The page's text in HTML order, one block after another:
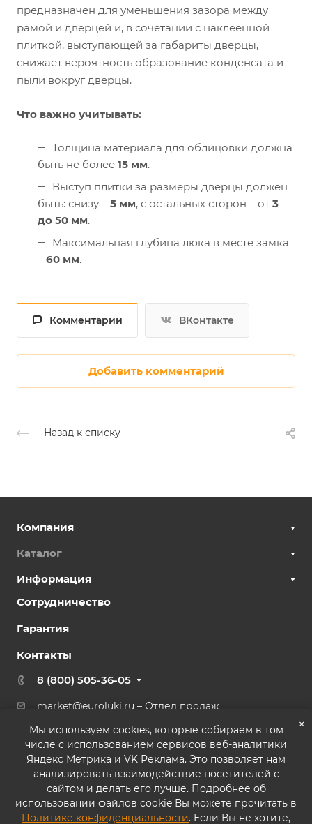
предназначен для уменьшения зазора между
рамой и дверцей и, в сочетании с наклеенной
плиткой, выступающей за габариты дверцы,
снижает вероятность образование конденсата и
пыли вокруг дверцы.
Что важно учитывать:
Толщина материала для облицовки должна
быть не более 15 мм.
Выступ плитки за размеры дверцы должен
быть: снизу – 5 мм, с остальных сторон – от 3
до 50 мм.
Максимальная глубина люка в месте замка
– 60 мм.
Комментарии ВКонтакте
Добавить комментарий
Назад к списку
Компания
Каталог
Информация
Сотрудничество
Гарантия
Контакты
8 (800) 505-36-05
market@euroluki.ru – Отдел продаж
г. Москва, ул. Генерала Белова, 43 к2, офис 27
×
Мы используем cookies, которые собираем в том
числе с использованием сервисов веб-аналитики
Яндекс Метрика и VK Реклама. Это позволяет нам
анализировать взаимодействие посетителей с
сайтом и делать его лучше. Подробнее об
использовании файлов cookie Вы можете прочитать в
Политике конфиденциальности. Если Вы не хотите,